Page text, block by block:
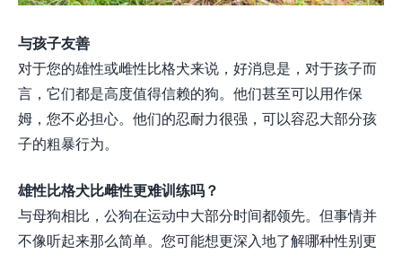
与孩子友善
对于您的雄性或雌性比格犬来说，好消息是，对于孩子而
言，它们都是高度值得信赖的狗。他们甚至可以用作保
姆，您不必担心。他们的忍耐力很强，可以容忍大部分孩
子的粗暴行为。
雄性比格犬比雌性更难训练吗？
与母狗相比，公狗在运动中大部分时间都领先。但事情并
不像听起来那么简单。您可能想更深入地了解哪种性别更